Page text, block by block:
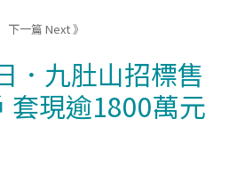
下一篇 Next 》
．九肚山招標售
套現逾1800萬元